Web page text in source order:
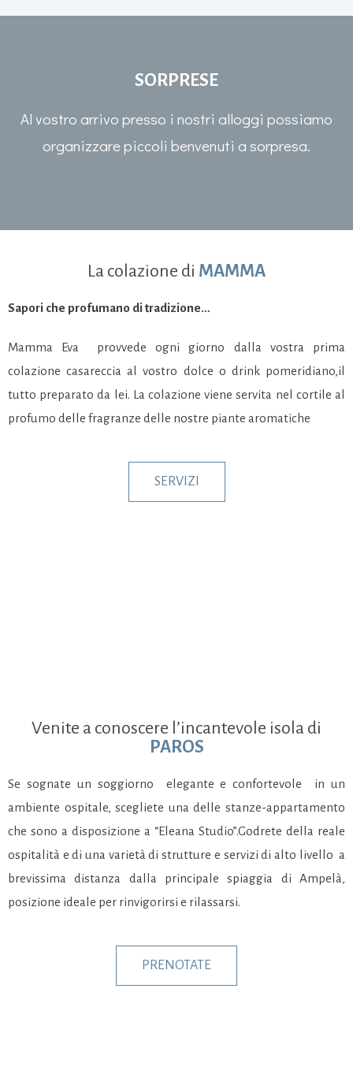
SORPRESE
Al vostro arrivo presso i nostri alloggi possiamo
organizzare piccoli benvenuti a sorpresa.
La colazione di MAMMA
Sapori che profumano di tradizione…
Mamma Eva provvede ogni giorno dalla vostra prima
colazione casareccia al vostro dolce o drink pomeridiano,il
tutto preparato da lei. La colazione viene servita nel cortile al
profumo delle fragranze delle nostre piante aromatiche
SERVIZI
Venite a conoscere l’incantevole isola di
PAROS
Se sognate un soggiorno elegante e confortevole in un
ambiente ospitale, scegliete una delle stanze-appartamento
che sono a disposizione a “Eleana Studio”.Godrete della reale
ospitalità e di una varietà di strutture e servizi di alto livello a
brevissima distanza dalla principale spiaggia di Ampelà,
posizione ideale per rinvigorirsi e rilassarsi.
PRENOTATE